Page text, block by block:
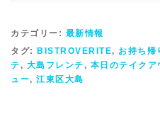
カテゴリー: 最新情報
タグ:
BISTROVERITE, お持ち帰
テ , 大島フレンチ , 本日のテイクア
ュー, 江東区大島